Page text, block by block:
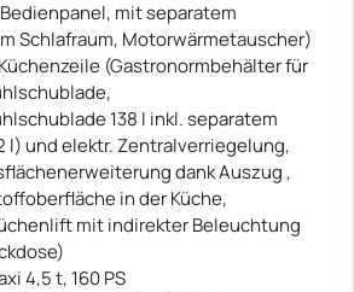
mit separatem
Schlafraum, Motorwärmetauscher)
(Gastronormbehälter für
138 l inkl. separatem
l) und elektr. Zentralverriegelung,
dank Auszug ,
in der Küche,
mit indirekter Beleuchtung
4,5 t, 160 PS